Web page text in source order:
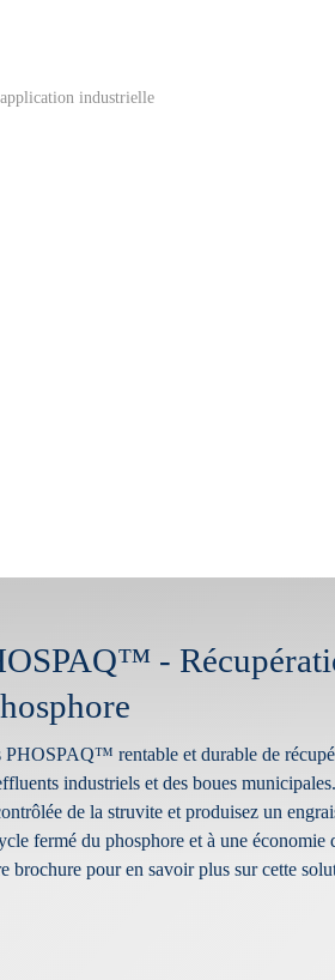
industrielle
-
PHOSPAQ™ rentable et durable de
industriels et des boues
de la struvite et produisez un
fermé du phosphore et à une économie
brochure pour en savoir plus sur cette